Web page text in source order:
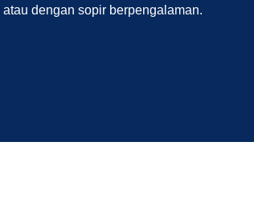
dengan sopir berpengalaman.